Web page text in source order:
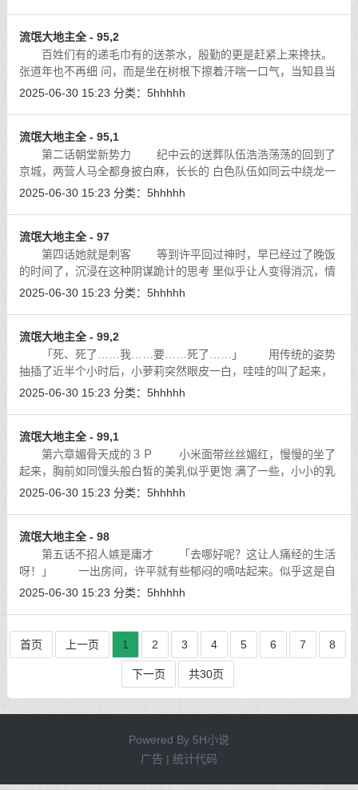
流氓大地主全 - 95,2
百姓们有的递毛巾有的送茶水，殷勤的更是赶紧上来搀扶。
张道年也不再细 问，而是坐在树根下擦着汗喘一口气，当知县当
得如此亲民，恐怕天下难寻第二 了。
2025-06-30 15:23 分类： 5hhhhh
流氓大地主全 - 95,1
第二话朝堂新势力 纪中云的送葬队伍浩浩荡荡的回到了
京城，两营人马全都身披白麻，长长的 白色队伍如同云中绕龙一
样，被他们簇拥在中间的重棺虽然奢华高贵，但却透露 着一股深
2025-06-30 15:23 分类： 5hhhhh
流氓大地主全 - 97
第四话她就是刺客 等到许平回过神时，早已经过了晚饭
的时间了，沉浸在这种阴谋跪计的思考 里似乎让人变得消沉，情
绪也会有些许的失落。[详细]
2025-06-30 15:23 分类： 5hhhhh
流氓大地主全 - 99,2
「死、死了……我……要……死了……」 用传统的姿势
抽插了近半个小时后，小萝莉突然眼皮一白，哇哇的叫了起来，
如同疯了一样的摇着头，柔顺的青丝立刻飞舞起来，看起来很是
2025-06-30 15:23 分类： 5hhhhh
流氓大地主全 - 99,1
第六章媚骨天成的３Ｐ 小米面带丝丝媚红，慢慢的坐了
起来，胸前如同馒头般白皙的美乳似乎更饱 满了一些，小小的乳
头依旧是粉嫩无比的浅红，浅浅露出的春光更是有半遮半掩 的挑
2025-06-30 15:23 分类： 5hhhhh
流氓大地主全 - 98
第五话不招人嫉是庸才 「去哪好呢？这让人痛经的生活
呀！」 一出房间，许平就有些郁闷的嘀咕起来。似乎这是自
己的房间吧！怎么突然 感觉好像无家可归一样了。不过看冷月这
2025-06-30 15:23 分类： 5hhhhh
首页 上一页 1 2 3 4 5 6 7 8
下一页 共30页
Powered By 5H小说
广告 | 统计代码